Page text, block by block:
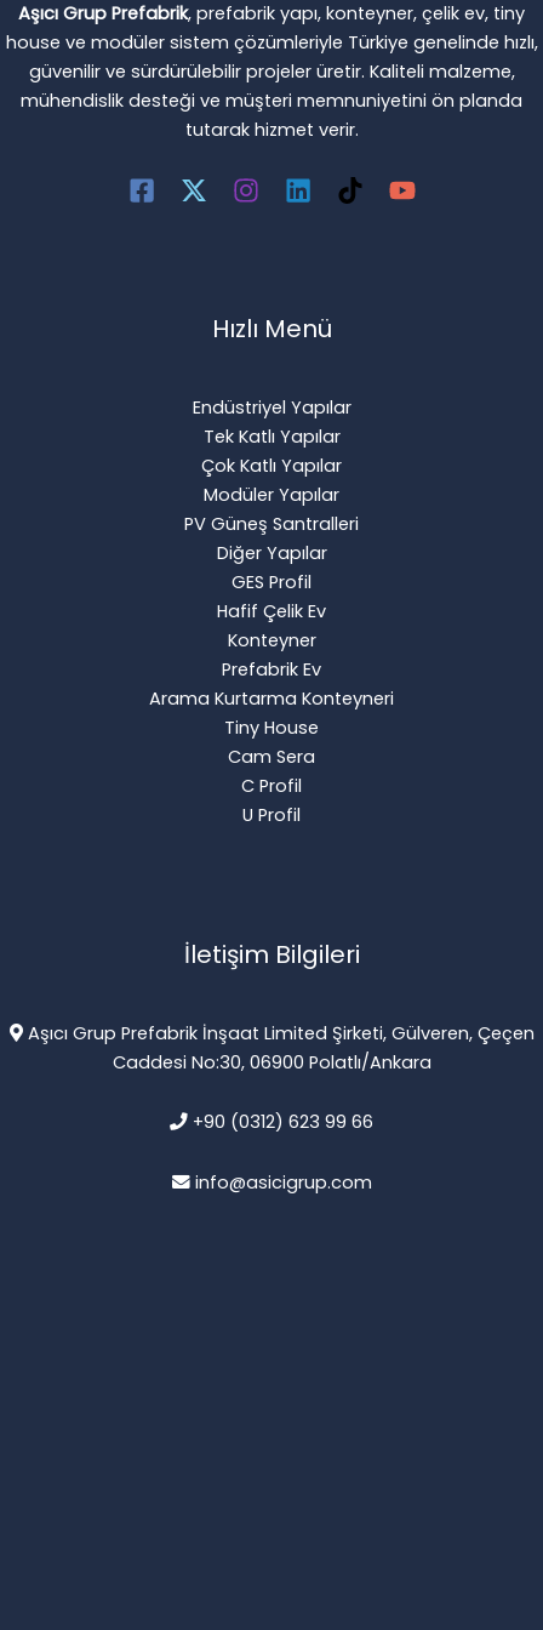
Aşıcı Grup Prefabrik, prefabrik yapı, konteyner, çelik ev, tiny
house ve modüler sistem çözümleriyle Türkiye genelinde hızlı,
güvenilir ve sürdürülebilir projeler üretir. Kaliteli malzeme,
mühendislik desteği ve müşteri memnuniyetini ön planda
tutarak hizmet verir.
Hızlı Menü
Endüstriyel Yapılar
Tek Katlı Yapılar
Çok Katlı Yapılar
Modüler Yapılar
PV Güneş Santralleri
Diğer Yapılar
GES Profil
Hafif Çelik Ev
Konteyner
Prefabrik Ev
Arama Kurtarma Konteyneri
Tiny House
Cam Sera
C Profil
U Profil
İletişim Bilgileri
Aşıcı Grup Prefabrik İnşaat Limited Şirketi, Gülveren, Çeçen
Caddesi No:30, 06900 Polatlı/Ankara
+90 (0312) 623 99 66
info@asicigrup.com